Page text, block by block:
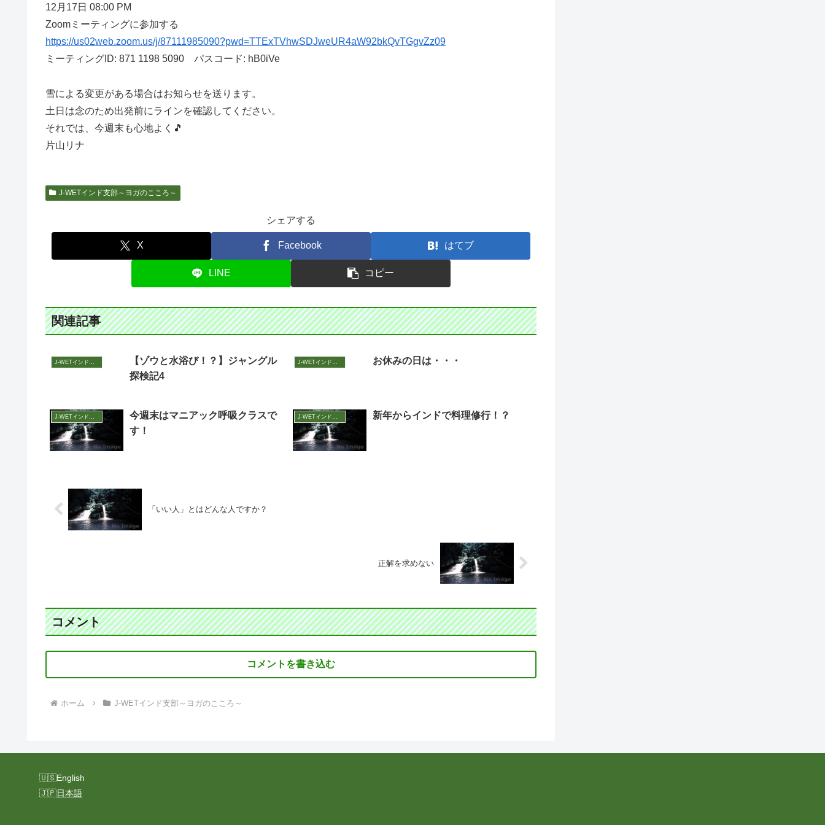
12月17日 08:00 PM
Zoomミーティングに参加する
https://us02web.zoom.us/j/87111985090?pwd=TTExTVhwSDJweUR4aW92bkQvTGgvZz09
ミーティングID: 871 1198 5090 パスコード: hB0iVe
雪による変更がある場合はお知らせを送ります。
土日は念のため出発前にラインを確認してください。
それでは、今週末も心地よく🎵
片山リナ
J-WETインド支部～ヨガのこころ～
シェアする
X Facebook はてブ
LINE コピー
関連記事
【ゾウと水浴び！？】ジャングル
探検記4
お休みの日は・・・
J-WETインド支部～ヨガのこころ～
今週末はマニアック呼吸クラスで
す！
J-WETインド支部～ヨガのこころ～ 新年からインドで料理修行！？
「いい人」とはどんな人ですか？
正解を求めない
コメント
コメントを書き込む
ホーム J-WETインド支部～ヨガのこころ～
English
日本語